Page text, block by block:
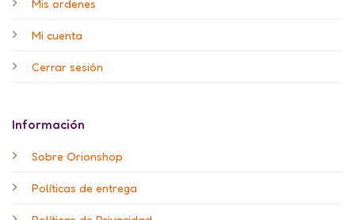
Mis ordenes
Mi cuenta
Cerrar sesión
Información
Sobre Orionshop
Políticas de entrega